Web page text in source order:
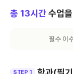
총 13시간 수업
필수 이
STEP 1